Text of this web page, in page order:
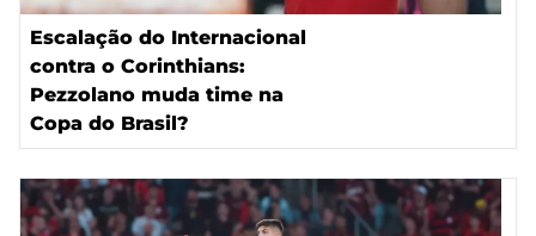
Escalação do Internacional
contra o Corinthians:
Pezzolano muda time na
Copa do Brasil?